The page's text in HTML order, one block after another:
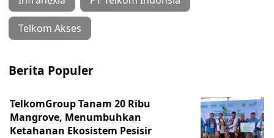
Telkom Akses
Berita Populer
TelkomGroup Tanam 20 Ribu
Mangrove, Menumbuhkan
Ketahanan Ekosistem Pesisir